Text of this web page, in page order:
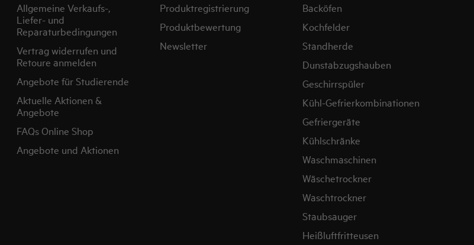
Allgemeine Verkaufs-,
Liefer- und
Reparaturbedingungen
Vertrag widerrufen und
Retoure anmelden
Angebote für Studierende
Aktuelle Aktionen &
Angebote
FAQs Online Shop
Angebote und Aktionen
Produktregistrierung
Produktbewertung
Newsletter
Backöfen
Kochfelder
Standherde
Dunstabzugshauben
Geschirrspüler
Kühl-Gefrierkombinationen
Gefriergeräte
Kühlschränke
Waschmaschinen
Wäschetrockner
Waschtrockner
Staubsauger
Heißluftfritteusen